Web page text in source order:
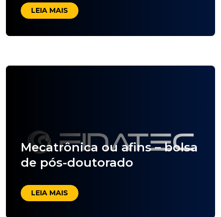
LEIA MAIS
Mecatrônica ou afins – bolsa
de pós-doutorado
LEIA MAIS